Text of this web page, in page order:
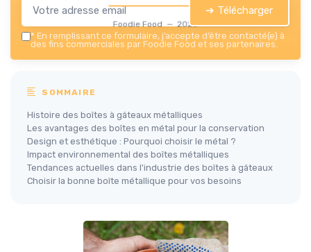
Foodie Food — 2026
➔ Télécharger
* En remplissant ce formulaire, j’accepte d’être contacté(e) à
des fins commerciales par Foodie Food et ses partenaires.
SOMMAIRE
Histoire des boîtes à gâteaux métalliques
Les avantages des boîtes en métal pour la conservation
Design et esthétique : Pourquoi choisir le métal ?
Impact environnemental des boîtes métalliques
Tendances actuelles dans l'industrie des boîtes à gâteaux
Choisir la bonne boîte métallique pour vos besoins